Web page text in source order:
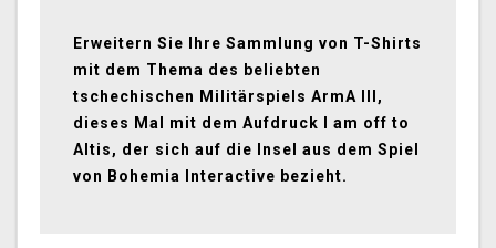
Erweitern Sie Ihre Sammlung von T-Shirts
mit dem Thema des beliebten
tschechischen Militärspiels ArmA III,
dieses Mal mit dem Aufdruck I am off to
Altis, der sich auf die Insel aus dem Spiel
von Bohemia Interactive bezieht.